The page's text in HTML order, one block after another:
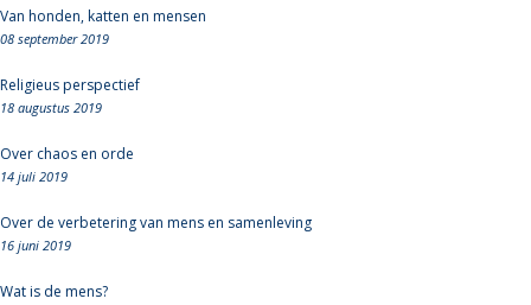
Van honden, katten en mensen
08 september 2019
Religieus perspectief
18 augustus 2019
Over chaos en orde
14 juli 2019
Over de verbetering van mens en samenleving
16 juni 2019
Wat is de mens?